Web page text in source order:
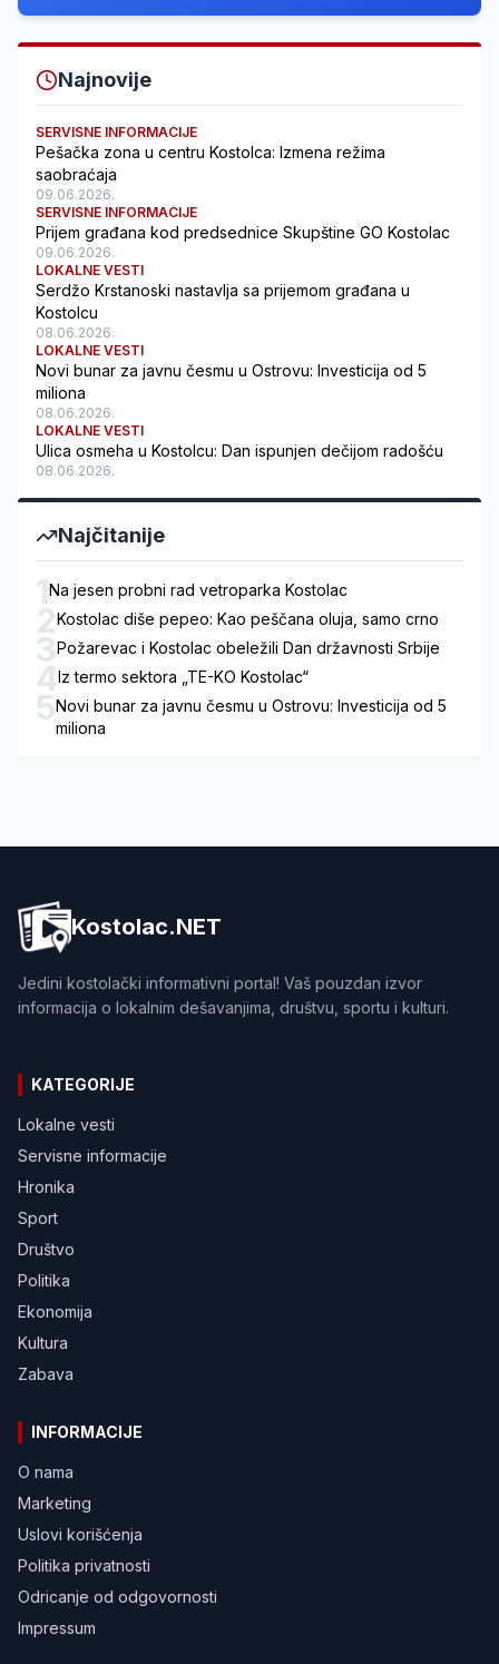
Najnovije
SERVISNE INFORMACIJE
Pešačka zona u centru Kostolca: Izmena režima
saobraćaja
09.06.2026.
SERVISNE INFORMACIJE
Prijem građana kod predsednice Skupštine GO Kostolac
09.06.2026.
LOKALNE VESTI
Serdžo Krstanoski nastavlja sa prijemom građana u
Kostolcu
08.06.2026.
LOKALNE VESTI
Novi bunar za javnu česmu u Ostrovu: Investicija od 5
miliona
08.06.2026.
LOKALNE VESTI
Ulica osmeha u Kostolcu: Dan ispunjen dečijom radošću
08.06.2026.
Najčitanije
1Na jesen probni rad vetroparka Kostolac
2Kostolac diše pepeo: Kao peščana oluja, samo crno
3Požarevac i Kostolac obeležili Dan državnosti Srbije
4Iz termo sektora „TE-KO Kostolac“
5Novi bunar za javnu česmu u Ostrovu: Investicija od 5
miliona
Kostolac.NET
Jedini kostolački informativni portal! Vaš pouzdan izvor
informacija o lokalnim dešavanjima, društvu, sportu i kulturi.
KATEGORIJE
Lokalne vesti
Servisne informacije
Hronika
Sport
Društvo
Politika
Ekonomija
Kultura
Zabava
INFORMACIJE
O nama
Marketing
Uslovi korišćenja
Politika privatnosti
Odricanje od odgovornosti
Impressum